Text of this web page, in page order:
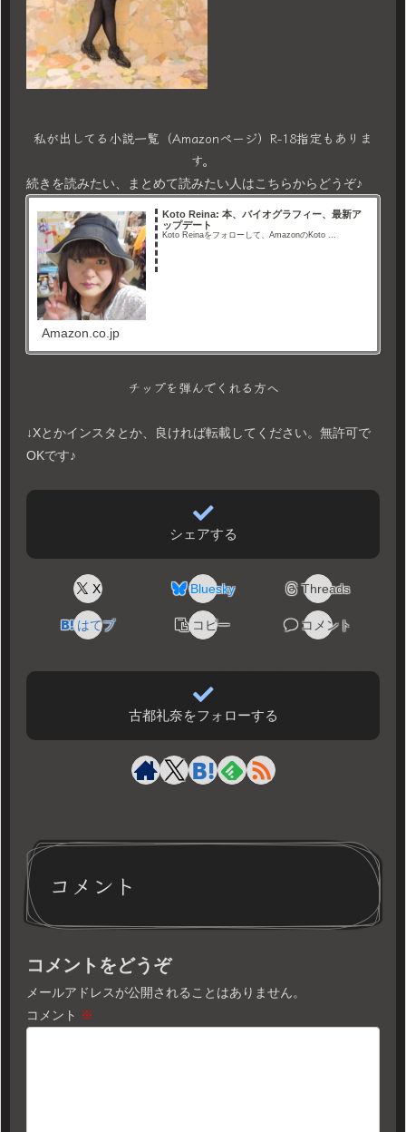
私が出してる小説一覧（Amazonページ）R-18指定もありま
す。
続きを読みたい、まとめて読みたい人はこちらからどうぞ♪
Koto Reina: 本、バイオグラフィー、最新ア
ップデート
Koto Reinaをフォローして、AmazonのKoto ...
Amazon.co.jp
チップを弾んでくれる方へ
↓Xとかインスタとか、良ければ転載してください。無許可で
OKです♪
シェアする
X Bluesky Threads
はてブ コピー コメント
古都礼奈をフォローする
コメント
コメントをどうぞ
メールアドレスが公開されることはありません。
コメント ※